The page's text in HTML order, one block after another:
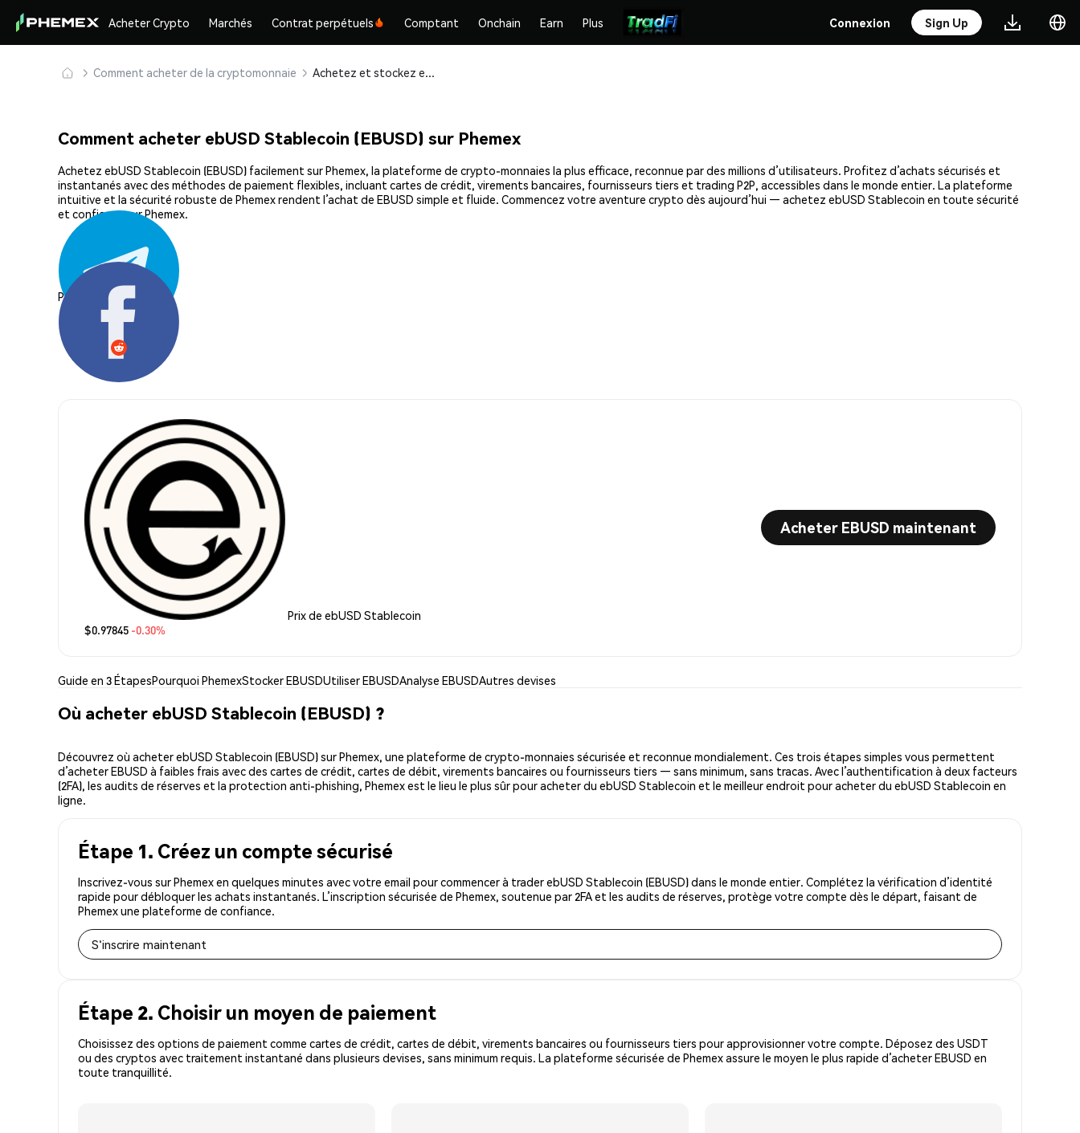
Acheter Crypto Marchés Contrat perpétuels Comptant Onchain Earn Plus Connexion Sign Up
Comment acheter de la cryptomonnaie Achetez et stockez ebUSD Stablecoin (EBUSD) en toute sécurité
Comment acheter ebUSD Stablecoin (EBUSD) sur Phemex
Achetez ebUSD Stablecoin (EBUSD) facilement sur Phemex, la plateforme de crypto-monnaies la plus efficace, reconnue par des millions d’utilisateurs. Profitez d’achats sécurisés et
instantanés avec des méthodes de paiement flexibles, incluant cartes de crédit, virements bancaires, fournisseurs tiers et trading P2P, accessibles dans le monde entier. La plateforme
intuitive et la sécurité robuste de Phemex rendent l’achat de EBUSD simple et fluide. Commencez votre aventure crypto dès aujourd’hui — achetez ebUSD Stablecoin en toute sécurité
et confiance sur Phemex.
Partager:
Prix de ebUSD Stablecoin
$0.97845 -0.30%
Acheter EBUSD maintenant
Guide en 3 ÉtapesPourquoi PhemexStocker EBUSDUtiliser EBUSDAnalyse EBUSDAutres devises
Où acheter ebUSD Stablecoin (EBUSD) ?
Découvrez où acheter ebUSD Stablecoin (EBUSD) sur Phemex, une plateforme de crypto-monnaies sécurisée et reconnue mondialement. Ces trois étapes simples vous permettent
d’acheter EBUSD à faibles frais avec des cartes de crédit, cartes de débit, virements bancaires ou fournisseurs tiers — sans minimum, sans tracas. Avec l’authentification à deux facteurs
(2FA), les audits de réserves et la protection anti-phishing, Phemex est le lieu le plus sûr pour acheter du ebUSD Stablecoin et le meilleur endroit pour acheter du ebUSD Stablecoin en
ligne.
Étape 1. Créez un compte sécurisé
Inscrivez-vous sur Phemex en quelques minutes avec votre email pour commencer à trader ebUSD Stablecoin (EBUSD) dans le monde entier. Complétez la vérification d’identité
rapide pour débloquer les achats instantanés. L’inscription sécurisée de Phemex, soutenue par 2FA et les audits de réserves, protège votre compte dès le départ, faisant de
Phemex une plateforme de confiance.
S'inscrire maintenant
Étape 2. Choisir un moyen de paiement
Choisissez des options de paiement comme cartes de crédit, cartes de débit, virements bancaires ou fournisseurs tiers pour approvisionner votre compte. Déposez des USDT
ou des cryptos avec traitement instantané dans plusieurs devises, sans minimum requis. La plateforme sécurisée de Phemex assure le moyen le plus rapide d’acheter EBUSD en
toute tranquillité.